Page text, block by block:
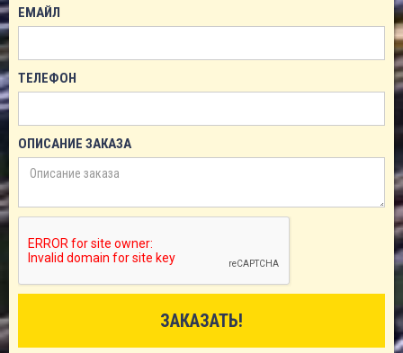
ЕМАЙЛ
ТЕЛЕФОН
ОПИСАНИЕ ЗАКАЗА